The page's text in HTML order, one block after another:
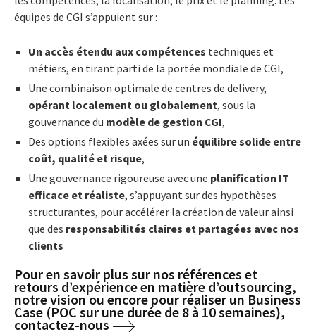
équipes de CGI s’appuient sur :
Un accès étendu aux compétences techniques et
métiers, en tirant parti de la portée mondiale de CGI,
Une combinaison optimale de centres de delivery,
opérant localement ou globalement, sous la
gouvernance du modèle de gestion CGI,
Des options flexibles axées sur un équilibre solide entre
coût, qualité et risque,
Une gouvernance rigoureuse avec une planification IT
efficace et réaliste, s’appuyant sur des hypothèses
structurantes, pouraccélérer la création de valeur ainsi
que des responsabilités claires et partagées avec nos
clients
Pour en savoir plus sur nos références et
retours d’expérience en matière d’outsourcing,
notre vision ou encore pour réaliser un Business
Case (POC sur une durée de 8 à 10 semaines),
contactez-nous